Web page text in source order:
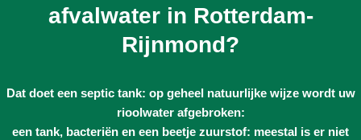
afvalwater in Rotterdam-
Rijnmond?
Dat doet een septic tank: op geheel natuurlijke wijze wordt uw
rioolwater afgebroken:
een tank, bacteriën en een beetje zuurstof: meestal is er niet